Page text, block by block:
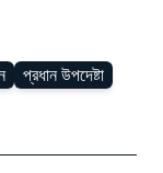
প্রধান উপদেষ্টা